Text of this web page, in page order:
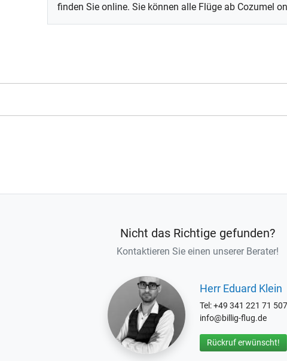
finden Sie online. Sie können alle Flüge ab Cozumel
Nicht das Richtige gefunden?
Kontaktieren Sie einen unserer Berater!
Herr Eduard Klein
Tel: +49 341 221 71 507
info@billig-flug.de
Rückruf erwünscht!